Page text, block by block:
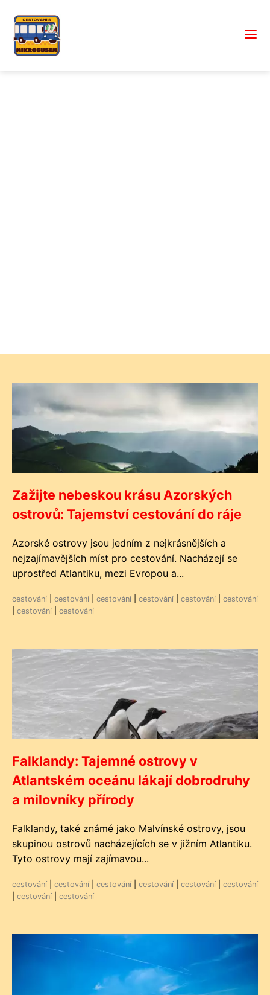
Zažijte nebeskou krásu Azorských
ostrovů: Tajemství cestování do ráje
Azorské ostrovy jsou jedním z nejkrásnějších a
nejzajímavějších míst pro cestování. Nacházejí se
uprostřed Atlantiku, mezi Evropou a...
cestování cestování cestování cestování cestování
cestování
cestování cestování
Falklandy: Tajemné ostrovy v
Atlantském oceánu lákají dobrodruhy
a milovníky přírody
Falklandy, také známé jako Malvínské ostrovy, jsou
skupinou ostrovů nacházejících se v jižním Atlantiku.
Tyto ostrovy mají zajímavou...
cestování cestování cestování cestování cestování
cestování
cestování cestování